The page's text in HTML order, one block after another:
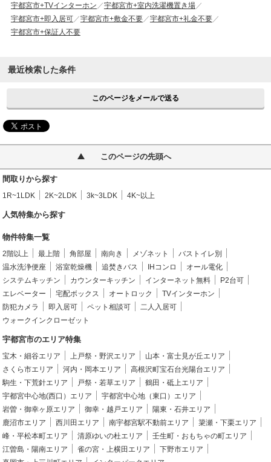
宇都宮市+TVインターホン
宇都宮市+室内洗濯機置き場
宇都宮市+即入居可
宇都宮市+敷金不要
宇都宮市+礼金不要
宇都宮市+保証人不要
最近検索した条件
このページをメールで送る
このページの先頭へ
間取りから探す
1R~1LDK 2K~2LDK 3k~3LDK 4K~以上
人気特集から探す
物件特集一覧
2階以上 最上階 角部屋 南向き メゾネット
バストイレ別
温水洗浄便座
浴室乾燥機 追焚きバス IHコンロ
オール電化
システムキッチン
カウンターキッチン インターネット無料
P2台可
エレベーター
宅配ボックス オートロック
TVインターホン
防犯カメラ
即入居可 ペット相談可
二人入居可
ウォークインクローゼット
宇都宮市のエリア特集
宝木・細谷エリア 上戸祭・野沢エリア
山本・富士見が丘エリア
さくら市エリア
河内・岡本エリア
高根沢町宝石台光陽台エリア
駒生・下荒針エリア
戸祭・若草エリア
鶴田・砥上エリア
宇都宮中心地(西口）エリア
宇都宮中心地（東口）エリア
岩曽・御幸ヶ原エリア
御幸・越戸エリア
陽東・石井エリア
鹿沼市エリア
西川田エリア 南宇都宮駅不動前エリア
簗瀬・下栗エリア
峰・平松本町エリア
清原ゆいの杜エリア
壬生町・おもちゃの町エリア
江曽島・陽南エリア
雀の宮・上横田エリア
下野市エリア